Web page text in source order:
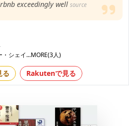
exceedingly wellsource
・シェイ...MORE(3人)
る Rakutenで見る